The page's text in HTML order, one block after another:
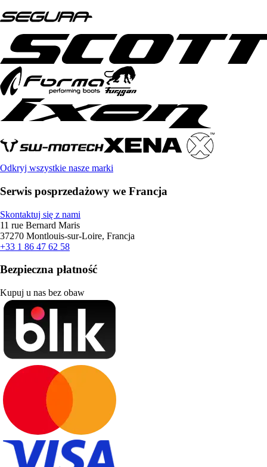
Odkryj wszystkie nasze marki
Serwis posprzedażowy we Francja
Skontaktuj się z nami
11 rue Bernard Maris
37270 Montlouis-sur-Loire, Francja
+33 1 86 47 62 58
Bezpieczna płatność
Kupuj u nas bez obaw